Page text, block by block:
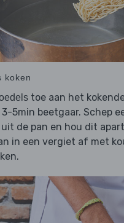
koken
toe aan het
3-5min beetgaar. Schep
uit de pan en hou dit
in een vergiet af met